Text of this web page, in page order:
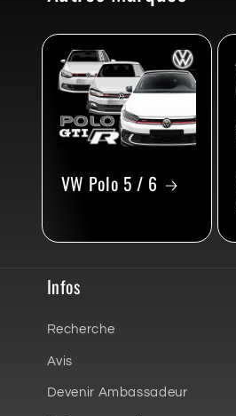
VW Polo 5 / 6
Infos
Recherche
Avis
Devenir Ambassadeur